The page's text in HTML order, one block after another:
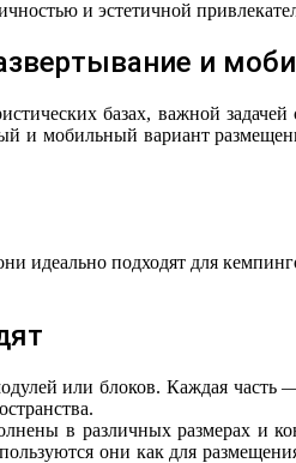
и эстетичной
и
базах, важной
мобильный вариант
идеально подходят для
или блоков. Каждая часть
в различных размерах и
они как для